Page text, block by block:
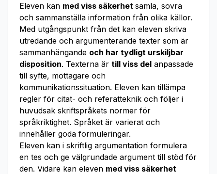
Eleven kan med viss säkerhet samla, sovra
och sammanställa information från olika källor.
Med utgångspunkt från det kan eleven skriva
utredande och argumenterande texter som är
sammanhängande och har tydligt urskiljbar
disposition. Texterna är till viss del anpassade
till syfte, mottagare och
kommunikationssituation. Eleven kan tillämpa
regler för citat- och referatteknik och följer i
huvudsak skriftspråkets normer för
språkriktighet. Språket är varierat och
innehåller goda formuleringar.
Eleven kan i skriftlig argumentation formulera
en tes och ge välgrundade argument till stöd för
den. Vidare kan eleven med viss säkerhet